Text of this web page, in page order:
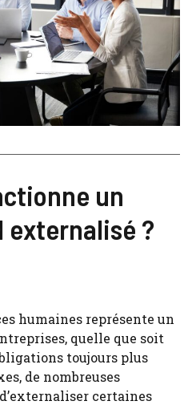
un
externalisé ?
humaines représente un
quelle que soit
toujours plus
de nombreuses
certaines